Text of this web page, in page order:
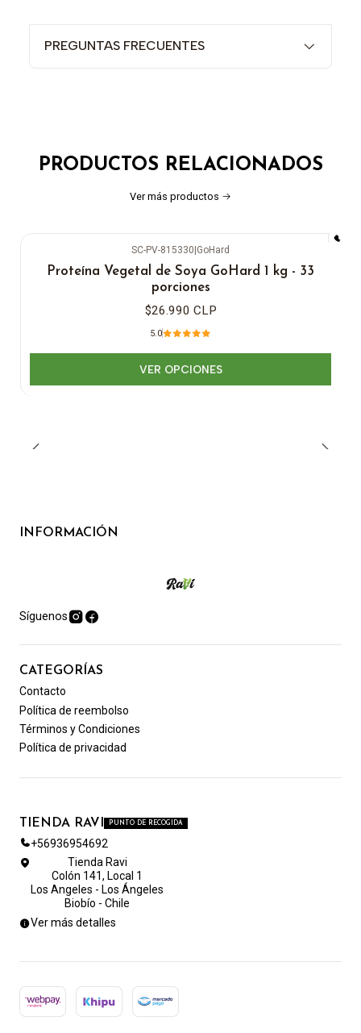
PREGUNTAS FRECUENTES
PRODUCTOS RELACIONADOS
Ver más productos
SC-PV-815330|GoHard
Proteína Vegetal de Soya GoHard 1 kg - 33
porciones
$26.990 CLP
5.0
VER OPCIONES
INFORMACIÓN
Síguenos
CATEGORÍAS
Contacto
Política de reembolso
Términos y Condiciones
Política de privacidad
TIENDA RAVI PUNTO DE RECOGIDA
+56936954692
Tienda Ravi
Colón 141, Local 1
Los Angeles - Los Ángeles
Biobío - Chile
Ver más detalles